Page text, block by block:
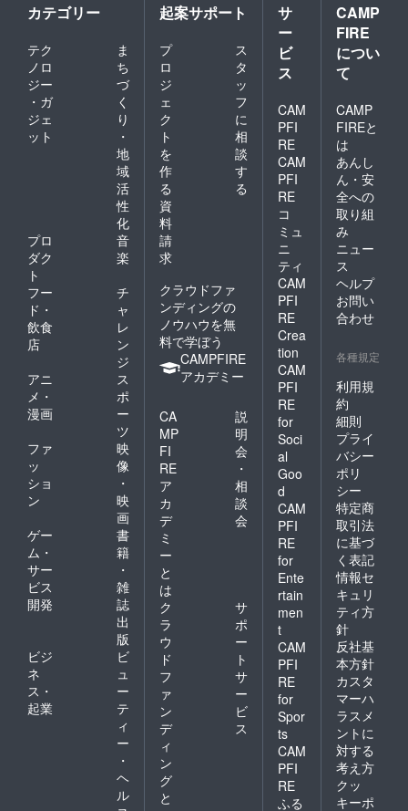
カテゴリー
テク
ノロ
ジー
・ガ
ジェ
ット
ま
ち
づ
く
り
・
地
域
活
性
化
プロ
ダク
ト
音
楽
フー
ド・
飲食
店
チ
ャ
レ
ン
ジ
アニ
メ・
漫画
ス
ポ
ー
ツ
ファ
ッ
ショ
ン
映
像
・
映
画
ゲー
ム・
サー
ビス
開発
書
籍
・
雑
誌
出
版
ビジ
ネ
ス・
起業
ビ
ュ
ー
テ
ィ
ー
・
ヘ
ル
起案サポート
プ
ロ
ジ
ェ
ク
ト
を
作
る
ス
タ
ッ
フ
に
相
談
す
る
資
料
請
求
クラウドファ
ンディングの
ノウハウを無
料で学ぼう
CAMPFIRE
アカデミー
CA
MP
FI
RE
ア
カ
デ
ミ
ー
と
は
説
明
会
・
相
談
会
ク
ラ
ウ
ド
フ
ァ
ン
デ
ィ
ン
グ
と
サ
ポ
ー
ト
サ
ー
ビ
ス
サ
ー
ビ
ス
CAM
PFI
RE
CAM
PFI
RE
コ
ミュ
ニ
ティ
CAM
PFI
RE
Crea
tion
CAM
PFI
RE
for
Soci
al
Goo
d
CAM
PFI
RE
for
Ente
rtain
men
t
CAM
PFI
RE
for
Spor
ts
CAM
PFI
RE
ふる
CAMP
FIRE
につい
て
CAMP
FIREと
は
あんし
ん・安
全への
取り組
み
ニュー
ス
ヘルプ
お問い
合わせ
各種規定
利用規
約
細則
プライ
バシー
ポリ
シー
特定商
取引法
に基づ
く表記
情報セ
キュリ
ティ方
針
反社基
本方針
カスタ
マーハ
ラスメ
ントに
対する
考え方
クッ
キーポ